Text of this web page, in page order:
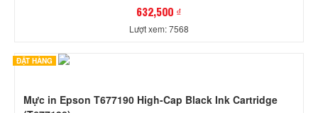
632,500 ₫
Lượt xem: 7568
ĐẶT HÀNG
Mực in Epson T677190 High-Cap Black Ink Cartridge